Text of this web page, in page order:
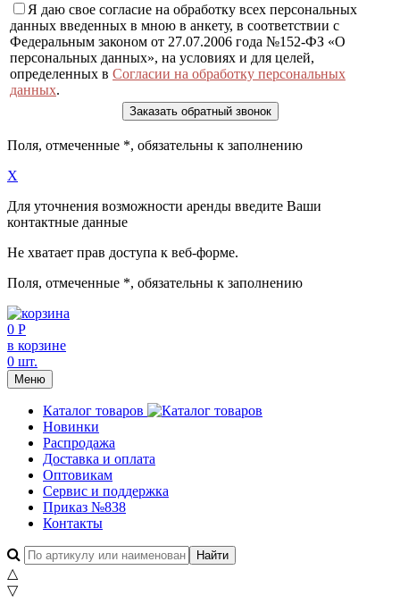
Я даю свое согласие на обработку всех персональных
данных введенных в мною в анкету, в соответствии с
Федеральным законом от 27.07.2006 года №152-ФЗ «О
персональных данных», на условиях и для целей,
определенных в Согласии на обработку персональных
данных.
Поля, отмеченные *, обязательны к заполнению
X
Для уточнения возможности аренды введите Ваши
контактные данные
Не хватает прав доступа к веб-форме.
Поля, отмеченные *, обязательны к заполнению
0 Р
в корзине
0 шт.
Меню
Каталог товаров
Новинки
Распродажа
Доставка и оплата
Оптовикам
Сервис и поддержка
Приказ №838
Контакты
△
▽